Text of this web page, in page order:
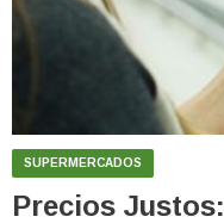
SUPERMERCADOS
Precios